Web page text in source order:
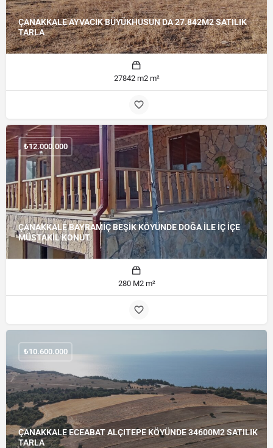
ÇANAKKALE AYVACIK BÜYÜKHUSUN DA 27.842M2 SATILIK
TARLA
27842 m2 m²
ÇANAKKALE BAYRAMİÇ BEŞİK KÖYÜNDE DOĞA İLE İÇ İÇE
MÜSTAKİL KONUT
₺12.000.000
280 M2 m²
ÇANAKKALE ECEABAT ALÇITEPE KÖYÜNDE 34600M2 SATILIK
TARLA
₺10.600.000